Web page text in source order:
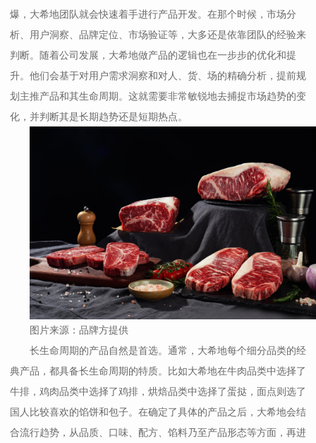
爆，大希地团队就会快速着手进行产品开发。在那个时候，市场分
析、用户洞察、品牌定位、市场验证等，大多还是依靠团队的经验来
判断。随着公司发展，大希地做产品的逻辑也在一步步的优化和提
升。他们会基于对用户需求洞察和对人、货、场的精确分析，提前规
划主推产品和其生命周期。这就需要非常敏锐地去捕捉市场趋势的变
化，并判断其是长期趋势还是短期热点。
图片来源：品牌方提供
长生命周期的产品自然是首选。通常，大希地每个细分品类的经
典产品，都具备长生命周期的特质。比如大希地在牛肉品类中选择了
牛排，鸡肉品类中选择了鸡排，烘焙品类中选择了蛋挞，面点则选了
国人比较喜欢的馅饼和包子。在确定了具体的产品之后，大希地会结
合流行趋势，从品质、口味、配方、馅料乃至产品形态等方面，再进